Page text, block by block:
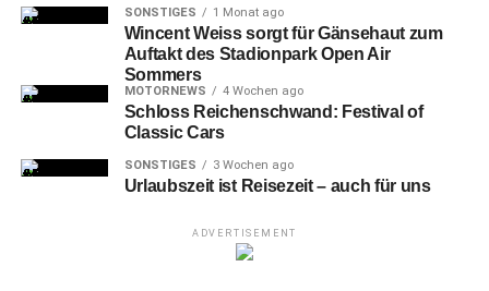
Den Schuss von Nürnbergs #20 Pape Demba Diop (mitte) kann
Bielefelds #3 Joel Felix (re.) blocken.
der Pause zeigte der FCN, warum er als
Minute einen Foulelfmeter zur Führung, wenige Minuten
SONSTIGES 1 Monat ago
Wincent Weiss sorgt für Gänsehaut zum
Auftakt des Stadionpark Open Air
Sommers
MOTORNEWS 4 Wochen ago
Schloss Reichenschwand: Festival of
Classic Cars
SONSTIGES 3 Wochen ago
Urlaubszeit ist Reisezeit – auch für uns
ADVERTISEMENT